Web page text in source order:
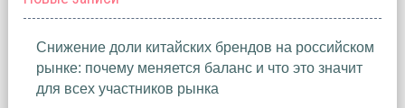
Снижение доли китайских брендов на российском
рынке: почему меняется баланс и что это значит
для всех участников рынка